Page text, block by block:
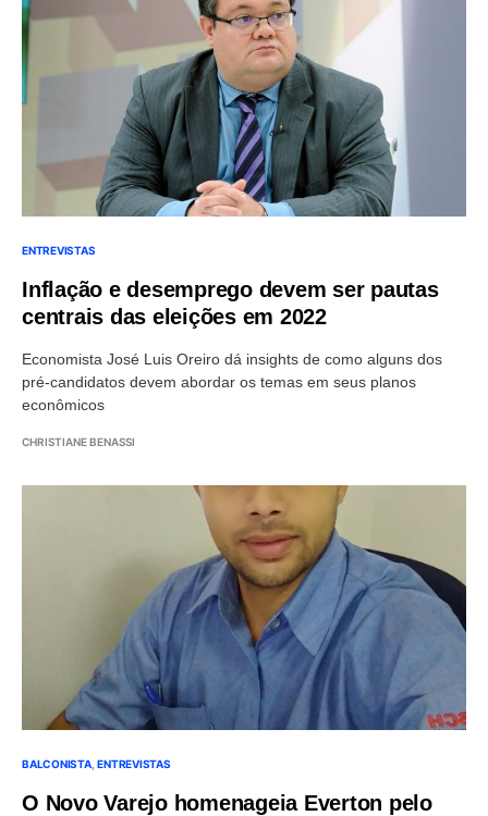
ENTREVISTAS
Inflação e desemprego devem ser pautas
centrais das eleições em 2022
Economista José Luis Oreiro dá insights de como alguns dos
pré-candidatos devem abordar os temas em seus planos
econômicos
CHRISTIANE BENASSI
BALCONISTA ENTREVISTAS
O Novo Varejo homenageia Everton pelo